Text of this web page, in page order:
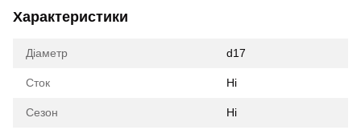
Характеристики
Діаметр d17
Сток Ні
Сезон Ні